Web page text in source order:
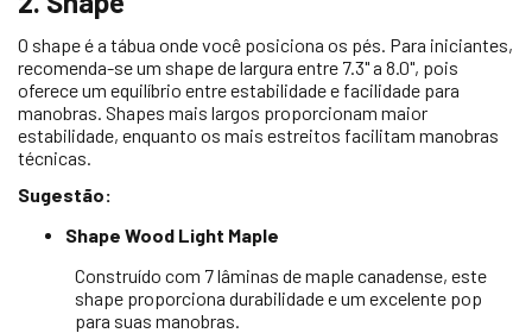
O shape é a tábua onde você posiciona os pés. Para iniciantes,
recomenda-se um shape de largura entre 7.3" a 8.0", pois
oferece um equilíbrio entre estabilidade e facilidade para
manobras. Shapes mais largos proporcionam maior
estabilidade, enquanto os mais estreitos facilitam manobras
técnicas.
Sugestão:
Shape Wood Light Maple
Construído com 7 lâminas de maple canadense, este
shape proporciona durabilidade e um excelente pop
para suas manobras.